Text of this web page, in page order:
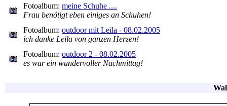
Fotoalbum: meine Schuhe ....
Frau benötigt eben einiges an Schuhen!
Fotoalbum: outdoor mit Leila - 08.02.2005
ich danke Leila von ganzen Herzen!
Fotoalbum: outdoor 2 - 08.02.2005
es war ein wundervoller Nachmittag!